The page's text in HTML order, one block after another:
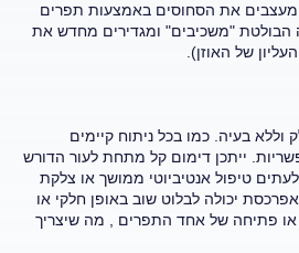
מעצבים את הסחוסים באמצעות תפרים
"משכיבים" ומגדירים מחדש את
של האוזן).
וללא בעיה. כמו בכל ניתוח קיימים
ייתכן דימום קל מתחת לעור הדורש
טיפול אנטיביוטי ממושך או צלקת
האפרכסת יכולה לבלוט שוב באופן חלקי או
פתיחה של אחד התפרים , מה שיצריך